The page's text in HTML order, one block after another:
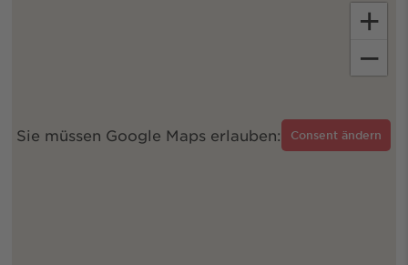
Sie müssen Google Maps erlauben: Consent ändern
+
−